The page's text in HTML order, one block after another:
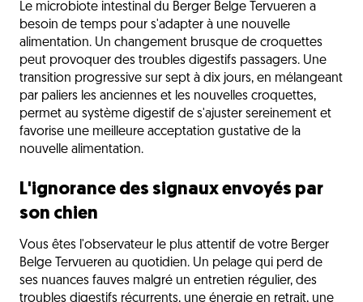
Le microbiote intestinal du Berger Belge Tervueren a
besoin de temps pour s'adapter à une nouvelle
alimentation. Un changement brusque de croquettes
peut provoquer des troubles digestifs passagers. Une
transition progressive sur sept à dix jours, en mélangeant
par paliers les anciennes et les nouvelles croquettes,
permet au système digestif de s'ajuster sereinement et
favorise une meilleure acceptation gustative de la
nouvelle alimentation.
L'ignorance des signaux envoyés par
son chien
Vous êtes l'observateur le plus attentif de votre Berger
Belge Tervueren au quotidien. Un pelage qui perd de
ses nuances fauves malgré un entretien régulier, des
troubles digestifs récurrents, une énergie en retrait, une